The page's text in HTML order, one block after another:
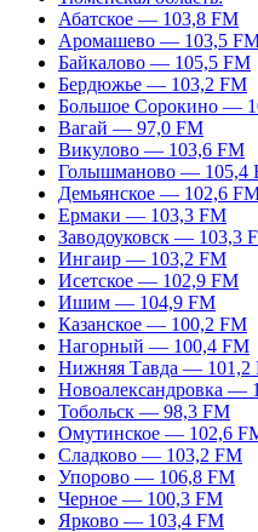
Абатское — 103,8 FM
Аромашево — 103,5
Байкалово — 105,5 FM
Бердюжье — 103,2 FM
Большое Сорокино —
Вагай — 97,0 FM
Викулово — 103,6 FM
Голышманово — 105,4
Демьянское — 102,6
Ермаки — 103,3 FM
Заводоуковск — 103,3
Ингаир — 103,2 FM
Исетское — 102,9 FM
Ишим — 104,9 FM
Казанское — 100,2 FM
Нагорный — 100,4 FM
Нижняя Тавда — 101,2
Новоалександровка —
Тобольск — 98,3 FM
Омутинское — 102,6
Сладково — 103,2 FM
Упорово — 106,8 FM
Черное — 100,3 FM
Ярково — 103,4 FM